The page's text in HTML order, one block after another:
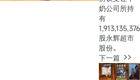
奶公司所持
有
1,913,135,376
股永辉超市
股份。
下一篇